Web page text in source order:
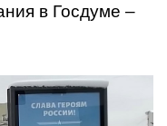
в Госдуме –